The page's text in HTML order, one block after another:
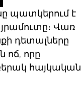
պատկերում է
Վառ
դետալները
ոճ, որը
հայկական